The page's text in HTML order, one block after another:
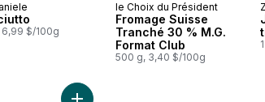
au Canada
6,99 $/100g
Préparé au Canada
le Choix du Président
Fromage Suisse
Tranché 30 % M.G.
Format Club
500 g, 3,40 $/100g